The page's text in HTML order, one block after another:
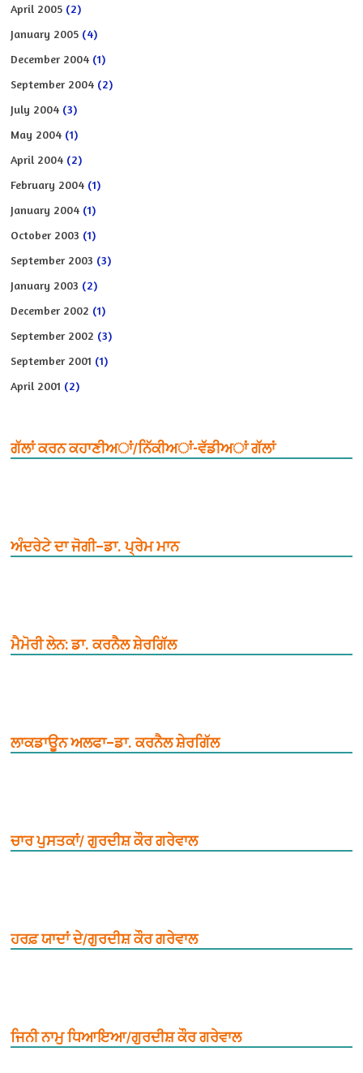
April 2005 (2)
January 2005 (4)
December 2004 (1)
September 2004 (2)
July 2004 (3)
May 2004 (1)
April 2004 (2)
February 2004 (1)
January 2004 (1)
October 2003 (1)
September 2003 (3)
January 2003 (2)
December 2002 (1)
September 2002 (3)
September 2001 (1)
April 2001 (2)
ਗੱਲਾਂ ਕਰਨ ਕਹਾਣੀਅਾਂ/ਨਿੱਕੀਅਾਂ-ਵੱਡੀਅਾਂ ਗੱਲਾਂ
ਅੰਦਰੇਟੇ ਦਾ ਜੋਗੀ–ਡਾ. ਪ੍ਰੇਮ ਮਾਨ
ਮੈਮੋਰੀ ਲੇਨ: ਡਾ. ਕਰਨੈਲ ਸ਼ੇਰਗਿੱਲ
ਲਾਕਡਾਊਨ ਅਲਫਾ–ਡਾ. ਕਰਨੈਲ ਸ਼ੇਰਗਿੱਲ
ਚਾਰ ਪੁਸਤਕਾਂ/ ਗੁਰਦੀਸ਼ ਕੌਰ ਗਰੇਵਾਲ
ਹਰਫ਼ ਯਾਦਾਂ ਦੇ/ਗੁਰਦੀਸ਼ ਕੌਰ ਗਰੇਵਾਲ
ਜਿਨੀ ਨਾਮੁ ਧਿਆਇਆ/ਗੁਰਦੀਸ਼ ਕੌਰ ਗਰੇਵਾਲ